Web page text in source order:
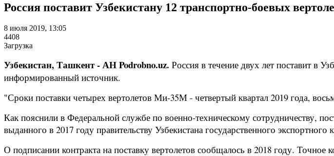
Россия поставит Узбекистану 12 транспортно-боевых
8 июля 2019, 13:05
4408
Загрузка
Узбекистан, Ташкент - АН Podrobno.uz. Россия в течение двух лет поставит в
информированный источник.
"Сроки поставки четырех вертолетов Ми-35М - четвертый квартал 2019 года,
Как пояснили в Федеральной службе по военно-техническому сотрудничеству,
выданного в 2017 году правительству Узбекистана государственного экспортного
О подписании контракта на поставку вертолетов сообщалось в 2018 году. Точное